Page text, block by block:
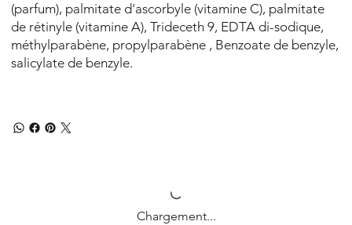
(parfum), palmitate d'ascorbyle (vitamine C), palmitate
de rétinyle (vitamine A), Trideceth 9, EDTA di-sodique,
méthylparabène, propylparabène , Benzoate de benzyle,
salicylate de benzyle.
Chargement...